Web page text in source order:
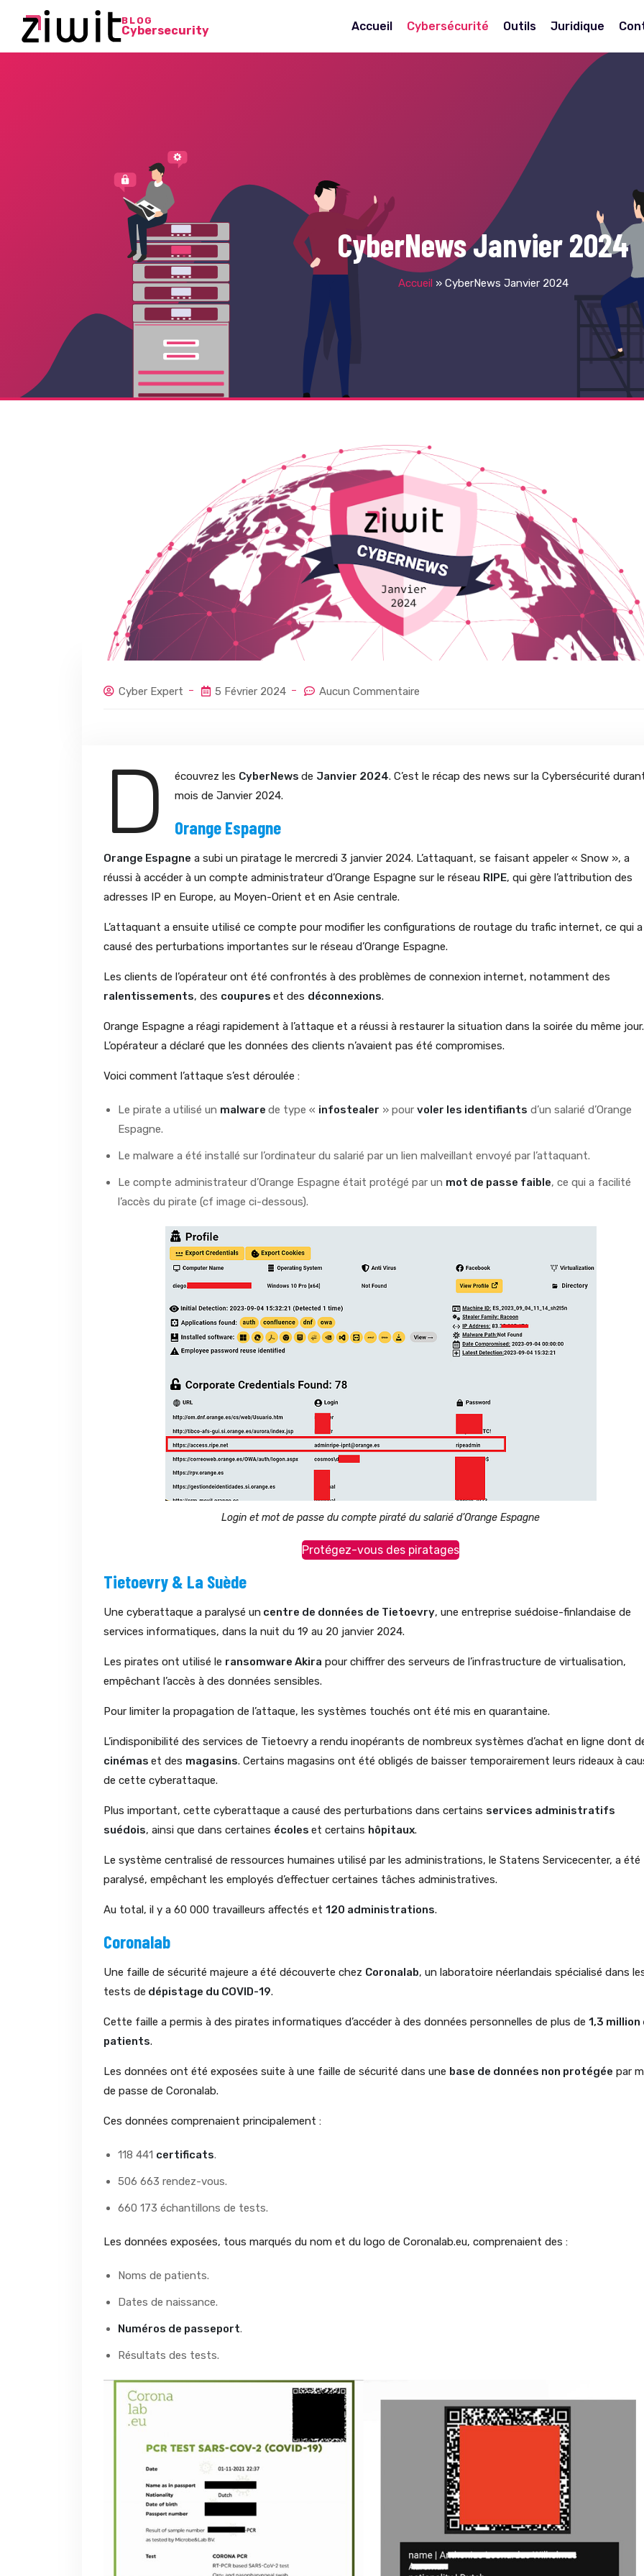
BLOG
Cybersecurity Accueil Cybersécurité Outils Juridique
CyberNews Janvier 2024
Accueil » CyberNews Janvier 2024
Cyber Expert 5 Février 2024 Aucun Commentaire
D écouvrez les CyberNews de Janvier 2024. C’est le récap des news sur la Cybersécurité
mois de Janvier 2024.
Orange Espagne
Orange Espagne a subi un piratage le mercredi 3 janvier 2024. L’attaquant, se faisant appeler « Snow », a
réussi à accéder à un compte administrateur d’Orange Espagne sur le réseau RIPE, qui gère l’attribution des
adresses IP en Europe, au Moyen-Orient et en Asie centrale.
L’attaquant a ensuite utilisé ce compte pour modifier les configurations de routage du trafic internet, ce qui a
causé des perturbations importantes sur le réseau d’Orange Espagne.
Les clients de l’opérateur ont été confrontés à des problèmes de connexion internet, notamment des
ralentissements, des coupures et des déconnexions.
Orange Espagne a réagi rapidement à l’attaque et a réussi à restaurer la situation dans la soirée du même jour.
L’opérateur a déclaré que les données des clients n’avaient pas été compromises.
Voici comment l’attaque s’est déroulée :
Le pirate a utilisé un malware de type « infostealer » pour voler les identifiants d’un salarié d’Orange
Espagne.
Le malware a été installé sur l’ordinateur du salarié par un lien malveillant envoyé par l’attaquant.
Le compte administrateur d’Orange Espagne était protégé par un mot de passe faible, ce qui a facilité
l’accès du pirate (cf image ci-dessous).
Login et mot de passe du compte piraté du salarié d’Orange Espagne
Protégez-vous des piratages
Tietoevry & La Suède
Une cyberattaque a paralysé un centre de données de Tietoevry, une entreprise suédoise-finlandaise de
services informatiques, dans la nuit du 19 au 20 janvier 2024.
Les pirates ont utilisé le ransomware Akira pour chiffrer des serveurs de l’infrastructure de virtualisation,
empêchant l’accès à des données sensibles.
Pour limiter la propagation de l’attaque, les systèmes touchés ont été mis en quarantaine.
L’indisponibilité des services de Tietoevry a rendu inopérants de nombreux systèmes d’achat en ligne dont
cinémas et des magasins. Certains magasins ont été obligés de baisser temporairement leurs rideaux à
de cette cyberattaque.
Plus important, cette cyberattaque a causé des perturbations dans certains services administratifs
suédois, ainsi que dans certaines écoles et certains hôpitaux.
Le système centralisé de ressources humaines utilisé par les administrations, le Statens Servicecenter, a été
paralysé, empêchant les employés d’effectuer certaines tâches administratives.
Au total, il y a 60 000 travailleurs affectés et 120 administrations.
Coronalab
Une faille de sécurité majeure a été découverte chez Coronalab, un laboratoire néerlandais spécialisé dans
tests de dépistage du COVID-19.
Cette faille a permis à des pirates informatiques d’accéder à des données personnelles de plus de 1,3 million
patients.
Les données ont été exposées suite à une faille de sécurité dans une base de données non protégée par
de passe de Coronalab.
Ces données comprenaient principalement :
118 441 certificats.
506 663 rendez-vous.
660 173 échantillons de tests.
Les données exposées, tous marqués du nom et du logo de Coronalab.eu, comprenaient des :
Noms de patients.
Dates de naissance.
Numéros de passeport.
Résultats des tests.